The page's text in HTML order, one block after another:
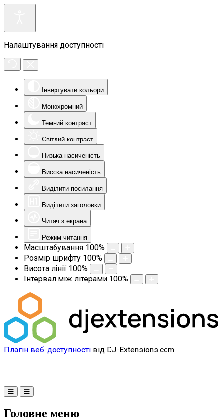
Налаштування доступності
Інвертувати кольори
Монохромний
Темний контраст
Світлий контраст
Низька насиченість
Висока насиченість
Виділити посилання
Виділити заголовки
Читач з екрана
Режим читання
Масштабування 100%
Розмір шрифту 100%
Висота лінії 100%
Інтервал між літерами 100%
Плагін веб-доступності від DJ-Extensions.com
Головне меню